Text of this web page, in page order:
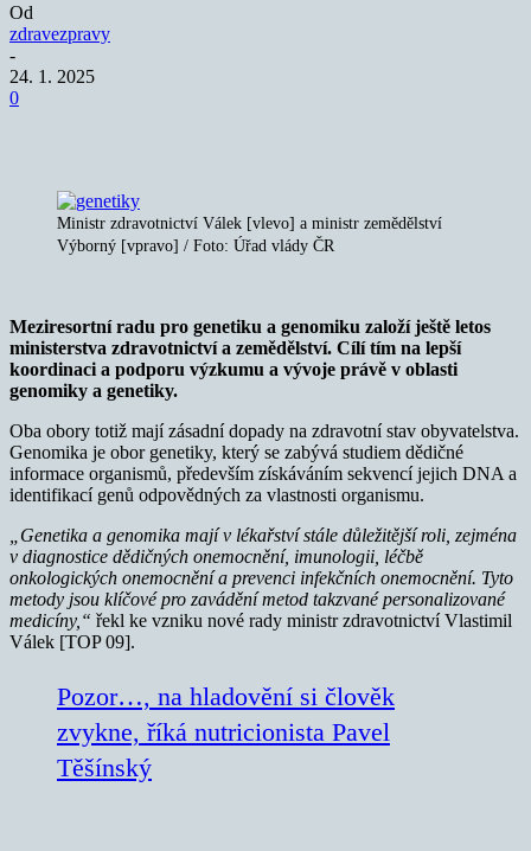
Od
zdravezpravy
-
24. 1. 2025
0
Ministr zdravotnictví Válek [vlevo] a ministr zemědělství
Výborný [vpravo] / Foto: Úřad vlády ČR
Meziresortní radu pro genetiku a genomiku založí ještě letos
ministerstva zdravotnictví a zemědělství. Cílí tím na lepší
koordinaci a podporu výzkumu a vývoje právě v oblasti
genomiky a genetiky.
Oba obory totiž mají zásadní dopady na zdravotní stav obyvatelstva.
Genomika je obor genetiky, který se zabývá studiem dědičné
informace organismů, především získáváním sekvencí jejich DNA a
identifikací genů odpovědných za vlastnosti organismu.
Genetika a genomika mají v lékařství stále důležitější roli, zejména
v diagnostice dědičných onemocnění, imunologii, léčbě
onkologických onemocnění a prevenci infekčních onemocnění. Tyto
metody jsou klíčové pro zavádění metod takzvané personalizované
medicíny,“ řekl ke vzniku nové rady ministr zdravotnictví Vlastimil
Válek [TOP 09].
Pozor…, na hladovění si člověk
zvykne, říká nutricionista Pavel
Těšínský